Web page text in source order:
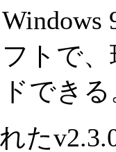
トで
でき
た